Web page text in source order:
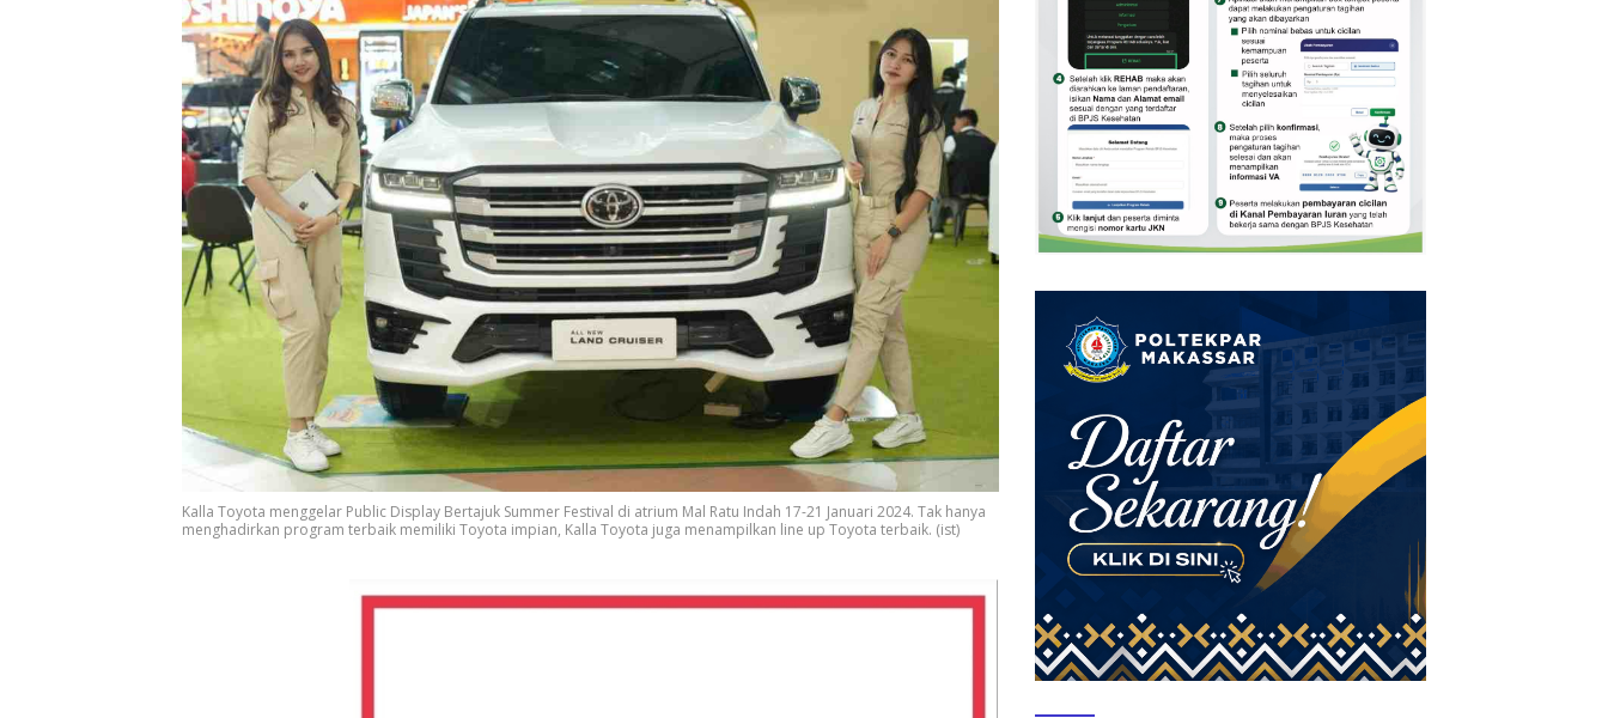
Kalla Toyota menggelar Public Display Bertajuk Summer Festival di atrium Mal Ratu Indah 17-21 Januari 2024. Tak hanya
menghadirkan program terbaik memiliki Toyota impian, Kalla Toyota juga menampilkan line up Toyota terbaik. (ist)